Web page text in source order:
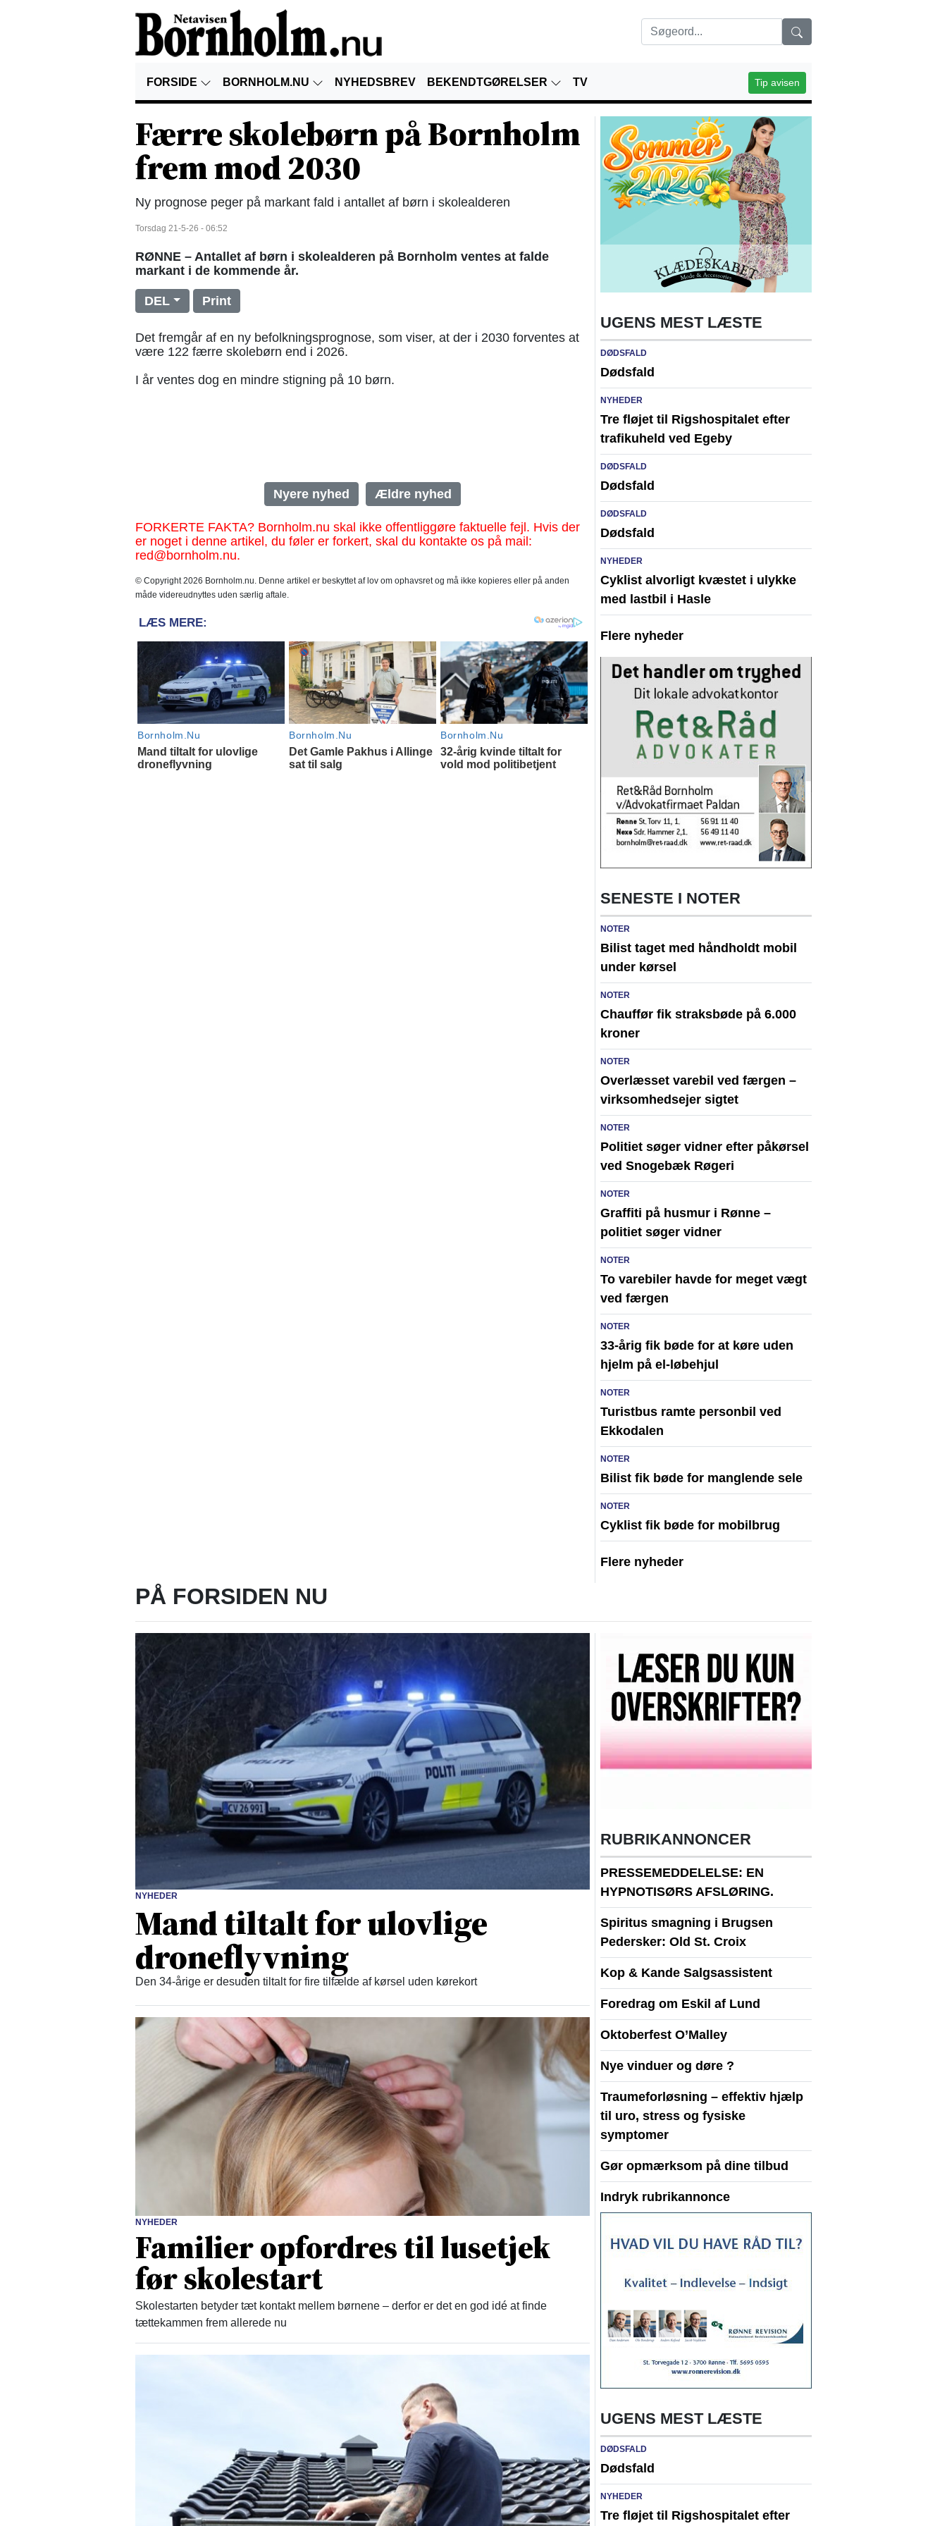
FORSIDE BORNHOLM.NU NYHEDSBREV BEKENDTGØRELSER TV Tip avisen
Færre skolebørn på Bornholm
frem mod 2030
Ny prognose peger på markant fald i antallet af børn i skolealderen
Torsdag 21-5-26 - 06:52
RØNNE – Antallet af børn i skolealderen på Bornholm ventes at falde
markant i de kommende år.
DEL Print
Det fremgår af en ny befolkningsprognose, som viser, at der i 2030 forventes at
være 122 færre skolebørn end i 2026.
I år ventes dog en mindre stigning på 10 børn.
Nyere nyhed Ældre nyhed
FORKERTE FAKTA? Bornholm.nu skal ikke offentliggøre faktuelle fejl. Hvis der
er noget i denne artikel, du føler er forkert, skal du kontakte os på mail:
red@bornholm.nu.
© Copyright 2026 Bornholm.nu. Denne artikel er beskyttet af lov om ophavsret og må ikke kopieres eller på anden
måde videreudnyttes uden særlig aftale.
UGENS MEST LÆSTE
DØDSFALD
Dødsfald
NYHEDER
Tre fløjet til Rigshospitalet efter
trafikuheld ved Egeby
DØDSFALD
Dødsfald
DØDSFALD
Dødsfald
NYHEDER
Cyklist alvorligt kvæstet i ulykke
med lastbil i Hasle
Flere nyheder
SENESTE I NOTER
NOTER
Bilist taget med håndholdt mobil
under kørsel
NOTER
Chauffør fik straksbøde på 6.000
kroner
NOTER
Overlæsset varebil ved færgen –
virksomhedsejer sigtet
NOTER
Politiet søger vidner efter påkørsel
ved Snogebæk Røgeri
NOTER
Graffiti på husmur i Rønne –
politiet søger vidner
NOTER
To varebiler havde for meget vægt
ved færgen
NOTER
33-årig fik bøde for at køre uden
hjelm på el-løbehjul
NOTER
Turistbus ramte personbil ved
Ekkodalen
NOTER
Bilist fik bøde for manglende sele
NOTER
Cyklist fik bøde for mobilbrug
Flere nyheder
PÅ FORSIDEN NU
NYHEDER
Mand tiltalt for ulovlige
droneflyvning
Den 34-årige er desuden tiltalt for fire tilfælde af kørsel uden kørekort
NYHEDER
Familier opfordres til lusetjek
før skolestart
Skolestarten betyder tæt kontakt mellem børnene – derfor er det en god idé at finde
tættekammen frem allerede nu
RUBRIKANNONCER
PRESSEMEDDELELSE: EN
HYPNOTISØRS AFSLØRING.
Spiritus smagning i Brugsen
Pedersker: Old St. Croix
Kop & Kande Salgsassistent
Foredrag om Eskil af Lund
Oktoberfest O’Malley
Nye vinduer og døre ?
Traumeforløsning – effektiv hjælp
til uro, stress og fysiske
symptomer
Gør opmærksom på dine tilbud
Indryk rubrikannonce
UGENS MEST LÆSTE
DØDSFALD
Dødsfald
NYHEDER
Tre fløjet til Rigshospitalet efter